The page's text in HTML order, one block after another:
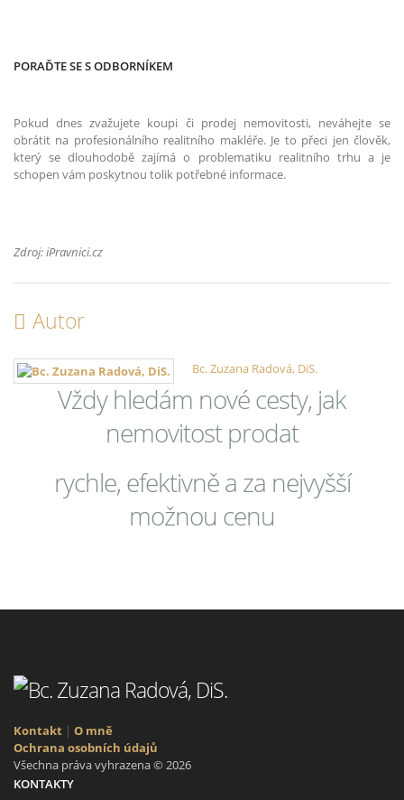
PORAĎTE SE S ODBORNÍKEM
Pokud dnes zvažujete koupi či prodej nemovitosti, neváhejte se
obrátit na profesionálního realitního makléře. Je to přeci jen člověk,
který se dlouhodobě zajímá o problematiku realitního trhu a je
schopen vám poskytnou tolik potřebné informace.
Zdroj: iPravnici.cz
Autor
Bc. Zuzana Radová, DiS.
Vždy hledám nové cesty, jak
nemovitost prodat
rychle, efektivně a za nejvyšší
možnou cenu
Kontakt | O mně
Ochrana osobních údajů
Všechna práva vyhrazena © 2026
KONTAKTY